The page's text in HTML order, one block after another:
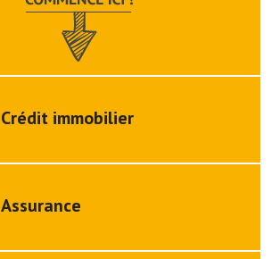
Crédit immobilier
Assurance